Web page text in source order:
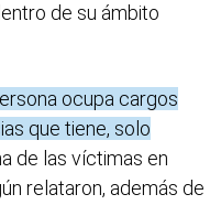
de su ámbito
ocupa cargos
que tiene, solo
de las víctimas en
relataron, además de